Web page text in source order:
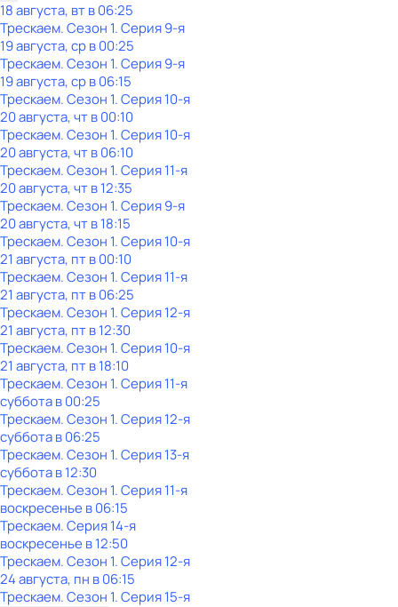
18 августа, вт в 06:25
Трескаем. Сезон 1. Серия 9-я
19 августа, ср в 00:25
Трескаем. Сезон 1. Серия 9-я
19 августа, ср в 06:15
Трескаем. Сезон 1. Серия 10-я
20 августа, чт в 00:10
Трескаем. Сезон 1. Серия 10-я
20 августа, чт в 06:10
Трескаем. Сезон 1. Серия 11-я
20 августа, чт в 12:35
Трескаем. Сезон 1. Серия 9-я
20 августа, чт в 18:15
Трескаем. Сезон 1. Серия 10-я
21 августа, пт в 00:10
Трескаем. Сезон 1. Серия 11-я
21 августа, пт в 06:25
Трескаем. Сезон 1. Серия 12-я
21 августа, пт в 12:30
Трескаем. Сезон 1. Серия 10-я
21 августа, пт в 18:10
Трескаем. Сезон 1. Серия 11-я
субботав00:25
Трескаем. Сезон 1. Серия 12-я
субботав06:25
Трескаем. Сезон 1. Серия 13-я
субботав12:30
Трескаем. Сезон 1. Серия 11-я
воскресенье в06:15
Трескаем. Серия 14-я
воскресенье в12:50
Трескаем. Сезон 1. Серия 12-я
24 августа, пн в 06:15
Трескаем. Сезон 1. Серия 15-я